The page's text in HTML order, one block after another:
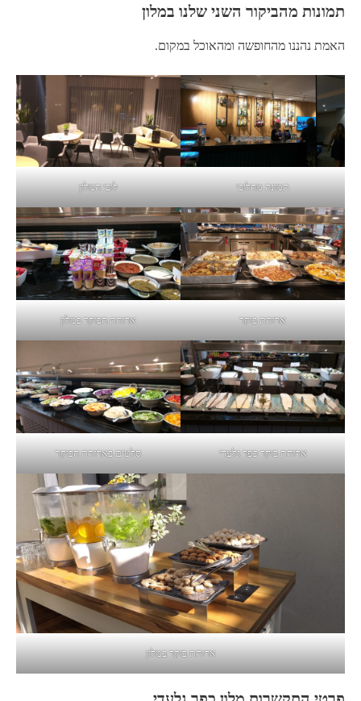
תמונות מהביקור השני שלנו במלון
האמת נהננו מהחופשה ומהאוכל במקום.
תמונה מהלובי לובי המלון
ארוחת בוקר ארוחת הבוקר במלון
ארוחת בוקר כפר גלעדי סלטים בארוחת הבוקר
ארוחת בוקר במלון